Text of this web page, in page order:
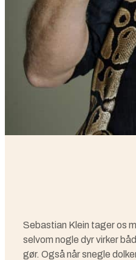
Sebastian Klein tager os
selvom nogle dyr virker
gør. Også når snegle